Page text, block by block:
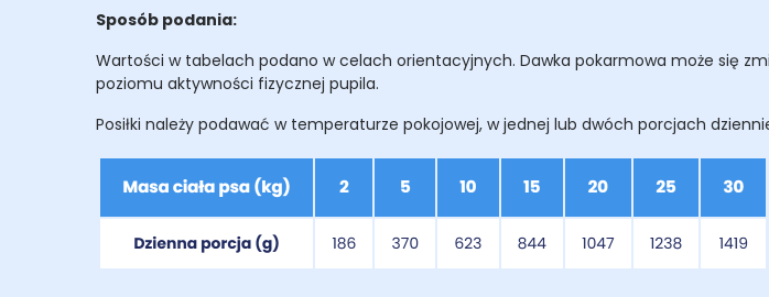
Sposób podania:
Wartości w tabelach podano w celach orientacyjnych. Dawka pokarmowa może się
poziomu aktywności fizycznej pupila.
Posiłki należy podawać w temperaturze pokojowej, w jednej lub dwóch porcjach